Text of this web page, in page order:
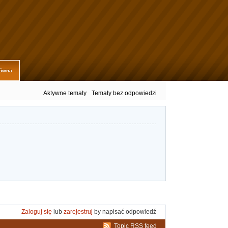
Aktywne tematy Tematy bez odpowiedzi
Zaloguj się lub zarejestruj by napisać odpowiedź
Topic RSS feed